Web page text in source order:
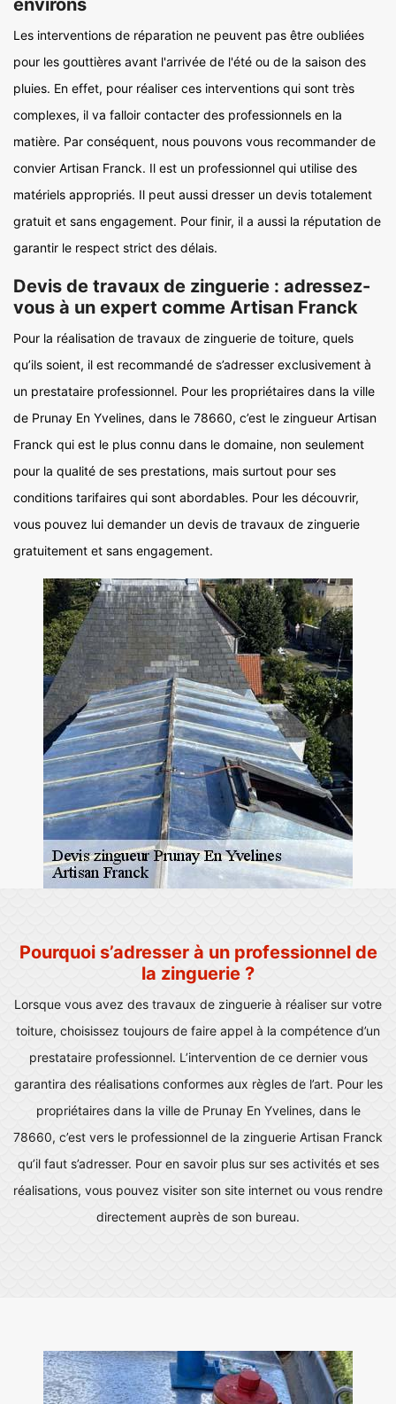
environs
Les interventions de réparation ne peuvent pas être oubliées
pour les gouttières avant l'arrivée de l'été ou de la saison des
pluies. En effet, pour réaliser ces interventions qui sont très
complexes, il va falloir contacter des professionnels en la
matière. Par conséquent, nous pouvons vous recommander de
convier Artisan Franck. Il est un professionnel qui utilise des
matériels appropriés. Il peut aussi dresser un devis totalement
gratuit et sans engagement. Pour finir, il a aussi la réputation de
garantir le respect strict des délais.
Devis de travaux de zinguerie : adressez-
vous à un expert comme Artisan Franck
Pour la réalisation de travaux de zinguerie de toiture, quels
qu’ils soient, il est recommandé de s’adresser exclusivement à
un prestataire professionnel. Pour les propriétaires dans la ville
de Prunay En Yvelines, dans le 78660, c’est le zingueur Artisan
Franck qui est le plus connu dans le domaine, non seulement
pour la qualité de ses prestations, mais surtout pour ses
conditions tarifaires qui sont abordables. Pour les découvrir,
vous pouvez lui demander un devis de travaux de zinguerie
gratuitement et sans engagement.
Pourquoi s’adresser à un professionnel de
la zinguerie ?
Lorsque vous avez des travaux de zinguerie à réaliser sur votre
toiture, choisissez toujours de faire appel à la compétence d’un
prestataire professionnel. L’intervention de ce dernier vous
garantira des réalisations conformes aux règles de l’art. Pour les
propriétaires dans la ville de Prunay En Yvelines, dans le
78660, c’est vers le professionnel de la zinguerie Artisan Franck
qu’il faut s’adresser. Pour en savoir plus sur ses activités et ses
réalisations, vous pouvez visiter son site internet ou vous rendre
directement auprès de son bureau.